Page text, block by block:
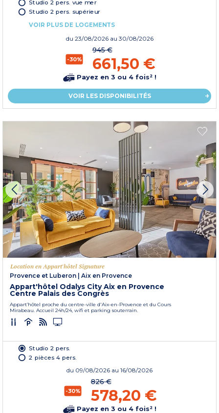
Studio 2 pers. vue mer
Studio 2 pers. supérieur
VOIR PLUS DE LOGEMENTS
du 23/08/2026 au 30/08/2026
-30%
945 €
661,50 €
Payez en 3 ou 4 fois² !
VOIR LES DISPONIBILITÉS
Location en Appart'hôtel Signature
Provence et Luberon
Aix en Provence
Appart'hôtel Odalys City Aix en Provence
Centre Palais des Congrès
Appart’hôtel proche du centre-ville d'Aix-en-Provence et du Cours
Mirabeau. Accueil 24h/24, wifi et parking souterrain.
Studio 2 pers.
2 pièces 4 pers.
du 09/08/2026 au 16/08/2026
-30%
826 €
578,20 €
Payez en 3 ou 4 fois² !